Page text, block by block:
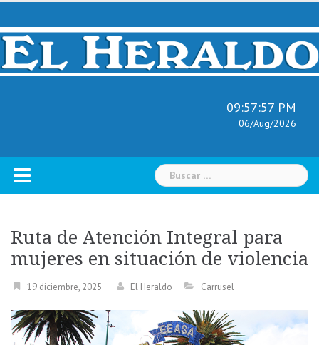
Skip
content
09:57:58 PM
06/Aug/2026
Buscar:
Ruta de Atención Integral para
mujeres en situación de violencia
19 diciembre, 2025 El Heraldo Carrusel